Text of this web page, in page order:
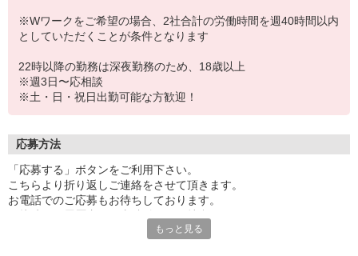
※Wワークをご希望の場合、2社合計の労働時間を週40時間以内
としていただくことが条件となります
22時以降の勤務は深夜勤務のため、18歳以上
※週3日〜応相談
※土・日・祝日出勤可能な方歓迎！
応募方法
「応募する」ボタンをご利用下さい。
こちらより折り返しご連絡をさせて頂きます。
お電話でのご応募もお待ちしております。
もっと見る